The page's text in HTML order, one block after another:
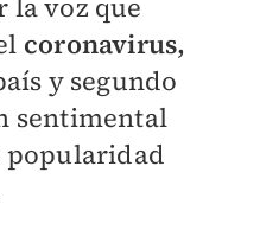
la voz que
coronavirus,
y segundo
sentimental
popularidad